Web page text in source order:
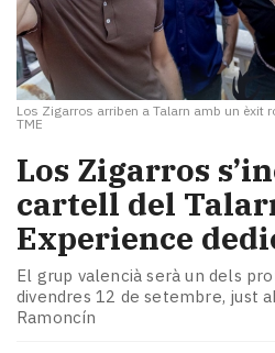
Los Zigarros arriben a Talarn amb un èxit
TME
Los Zigarros
cartell del
Experience
El grup valencià serà un dels
divendres 12 de setembre, just
Ramoncín